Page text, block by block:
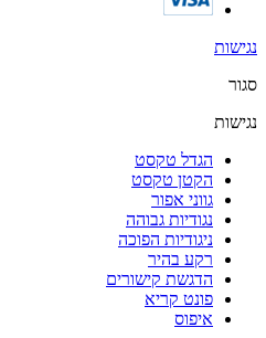
נגישות
סגור
נגישות
הגדל טקסט
הקטן טקסט
גווני אפור
נגודיות גבוהה
ניגודיות הפוכה
רקע בהיר
הדגשת קישורים
פונט קריא
איפוס